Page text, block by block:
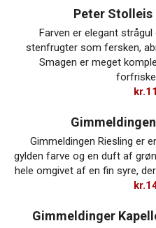
Peter Stolleis
Farven er elegant
stenfrugter som fersken,
Smagen er meget
kr.
Gimmeldingen Riesling er
gylden farve og en duft af
hele omgivet af en fin syre,
kr.
Gimmeldinger